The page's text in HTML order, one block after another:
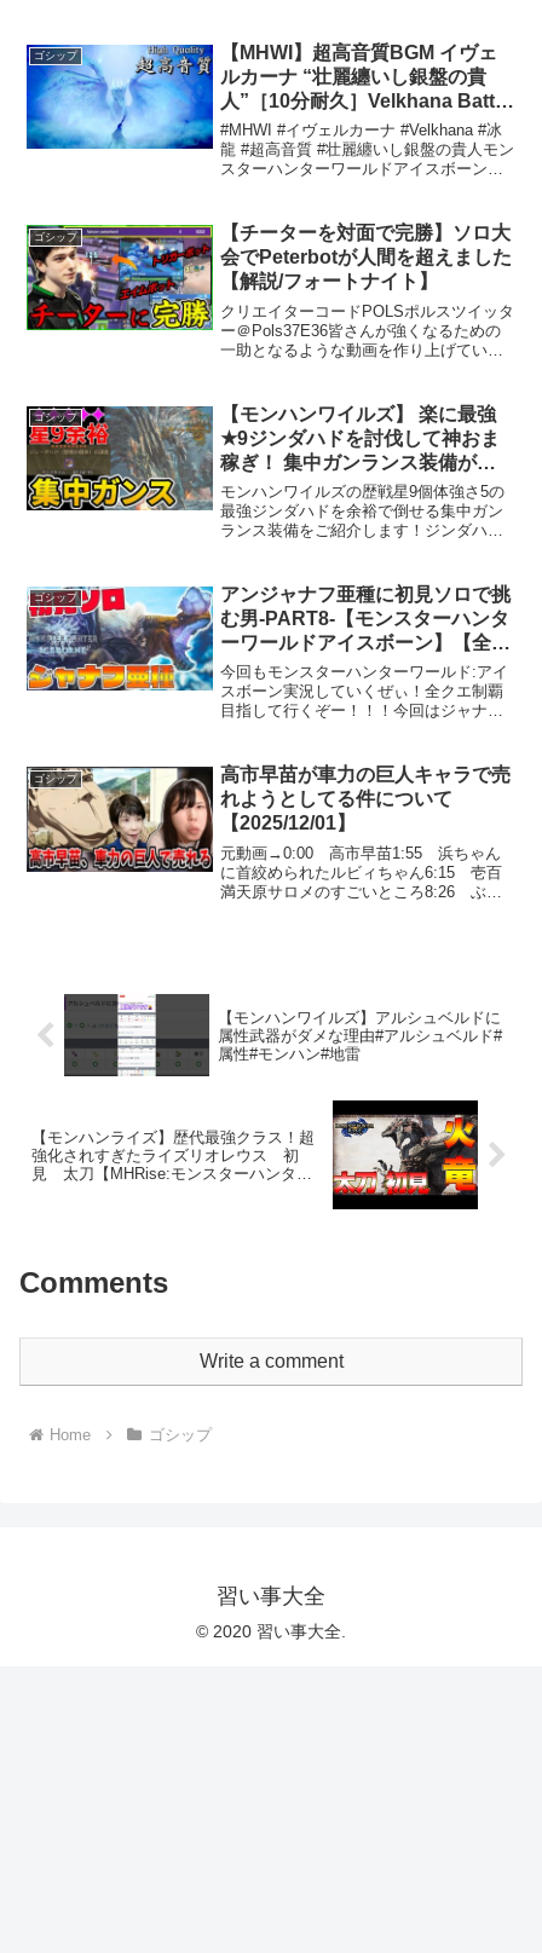
先】〒152-0035 東京都目...
ゴシップ
【MHWI】超高音質BGM イヴェ
ルカーナ “壮麗纏いし銀盤の貴
人”［10分耐久］Velkhana Battle
Theme OST［High Quality
Sound］
#MHWI #イヴェルカーナ #Velkhana #冰
龍 #超高音質 #壮麗纏いし銀盤の貴人モン
スターハンターワールドアイスボーン
ゴシップ
【チーターを対面で完勝】ソロ大
会でPeterbotが人間を超えました
【解説/フォートナイト】
クリエイターコードPOLSポルスツイッタ
ー＠Pols37E36皆さんが強くなるための
一助となるような動画を作り上げていき
やクリップ動画をのせるためのTwitterも
やっ...
ゴシップ
【モンハンワイルズ】 楽に最強
★9ジンダハドを討伐して神おま
稼ぎ！ 集中ガンランス装備が強
すぎる！
モンハンワイルズの歴戦星9個体強さ5の
最強ジンダハドを余裕で倒せる集中ガン
ランス装備をご紹介します！ジンダハド
今回使用する護石･装備02:42 ジン･ダハ
ドの初...
ゴシップ
アンジャナフ亜種に初見ソロで挑
む男-PART8-【モンスターハンタ
ーワールドアイスボーン】【全ク
エ制覇を目指して】
今回もモンスターハンターワールド:アイ
スボーン実況していくぜぃ！全クエ制覇
目指して行くぞー！！！今回はジャナフ
バルド亜種ツイッターはこちらよしなま
グッズ発売中！...
ゴシップ
高市早苗が車力の巨人キャラで売
れようとしてる件について
【2025/12/01】
元動画→0:00 高市早苗1:55 浜ちゃん
に首絞められたルビィちゃん6:15 壱百
満天原サロメのすごいところ8:26 ぶり
【モンハンワイルズ】アルシュベルドに
属性武器がダメな理由#アルシュベルド#
属性#モンハン#地雷
【モンハンライズ】歴代最強クラス！超
強化されすぎたライズリオレウス 初
見 太刀【MHRise:モンスターハンター
Comments
Write a comment
Home ゴシップ
習い事大全
© 2020 習い事大全.